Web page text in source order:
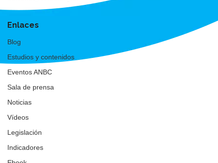
Enlaces
Blog
Estudios y contenidos
Eventos ANBC
Sala de prensa
Noticias
Vídeos
Legislación
Indicadores